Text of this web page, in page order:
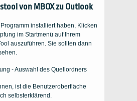
von MBOX zu Outlook
installiert haben, Klicken
im Startmenü auf Ihrem
auszuführen. Sie sollten dann
ist die Benutzeroberfläche
selbsterklärend.